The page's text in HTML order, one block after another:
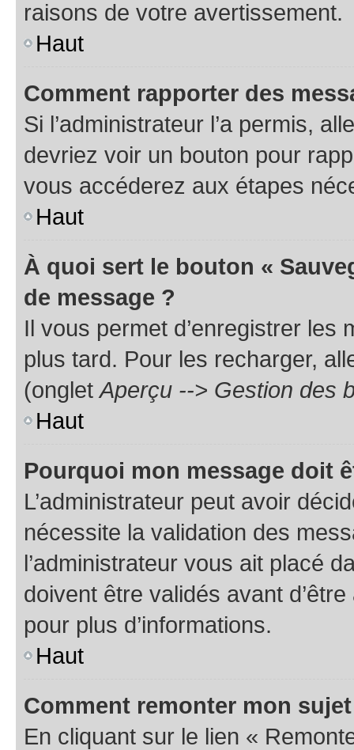
raisons de votre avertissement.
Haut
Comment rapporter des
Si l’administrateur l’a permis,
devriez voir un bouton pour
vous accéderez aux étapes
Haut
À quoi sert le bouton «
de message ?
Il vous permet d’enregistrer
plus tard. Pour les recharger,
(ongletAperçu --> Gestion des
Haut
Pourquoi mon message doit
L’administrateur peut avoir
nécessite la validation des
l’administrateur vous ait placé
doivent être validés avant
pour plus d’informations.
Haut
Comment remonter mon
En cliquant sur le lien «